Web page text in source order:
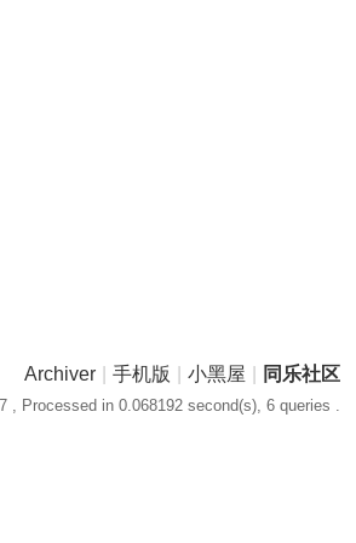
Archiver 手机版 小黑屋 同乐社区
, Processed in 0.068192 second(s), 6 queries .